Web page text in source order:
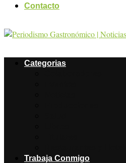
Contacto
Categorias
Trabaja Conmigo